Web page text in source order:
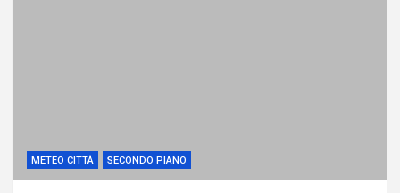
METEO CITTÀ SECONDO PIANO